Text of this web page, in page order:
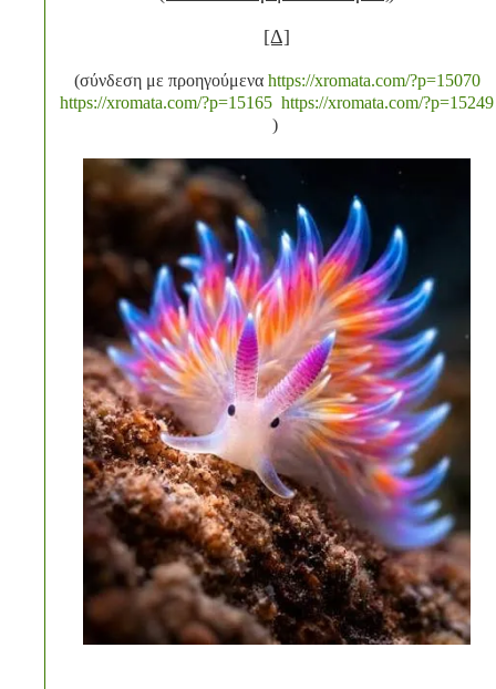
[Δ]
(σύνδεση με προηγούμενα https://xromata.com/?p=15070
https://xromata.com/?p=15165 https://xromata.com/?p=15249
)